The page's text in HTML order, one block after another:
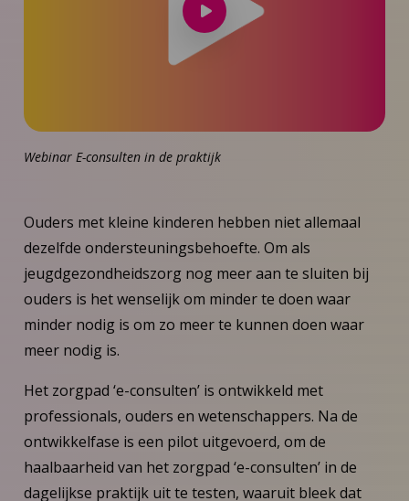
Speel
video
Webinar E-consulten in de praktijk
Ouders met kleine kinderen hebben niet allemaal
dezelfde ondersteuningsbehoefte. Om als
jeugdgezondheidszorg nog meer aan te sluiten bij
ouders is het wenselijk om minder te doen waar
minder nodig is om zo meer te kunnen doen waar
meer nodig is.
Het zorgpad ‘e-consulten’ is ontwikkeld met
professionals, ouders en wetenschappers. Na de
ontwikkelfase is een pilot uitgevoerd, om de
haalbaarheid van het zorgpad ‘e-consulten’ in de
dagelijkse praktijk uit te testen, waaruit bleek dat